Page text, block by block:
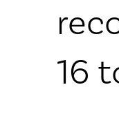
16